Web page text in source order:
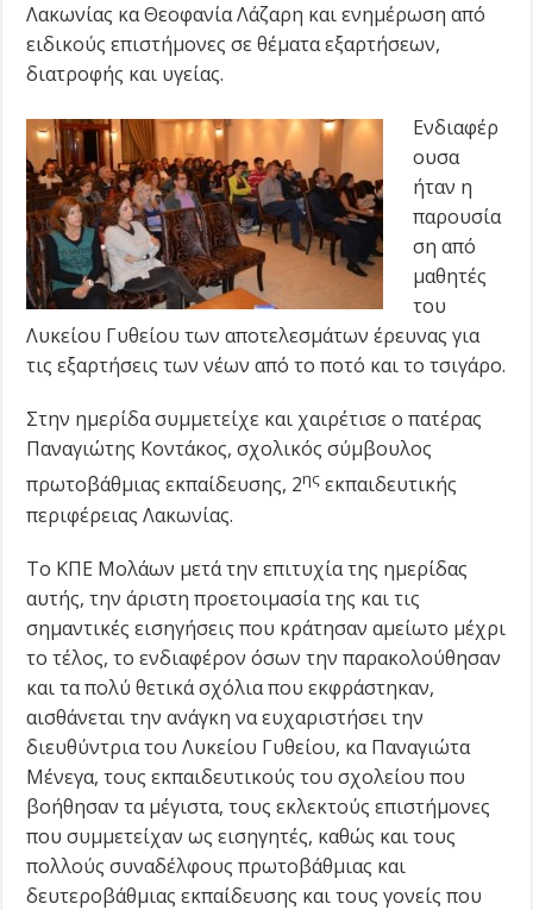
Λακωνίας κα Θεοφανία Λάζαρη και ενημέρωση από
ειδικούς επιστήμονες σε θέματα εξαρτήσεων,
διατροφής και υγείας.
Ενδιαφέρ
ουσα
ήταν η
παρουσία
ση από
μαθητές
του
Λυκείου Γυθείου των αποτελεσμάτων έρευνας για
τις εξαρτήσεις των νέων από το ποτό και το τσιγάρο.
Στην ημερίδα συμμετείχε και χαιρέτισε ο πατέρας
Παναγιώτης Κοντάκος, σχολικός σύμβουλος
πρωτοβάθμιας εκπαίδευσης, 2ης εκπαιδευτικής
περιφέρειας Λακωνίας.
Το ΚΠΕ Μολάων μετά την επιτυχία της ημερίδας
αυτής, την άριστη προετοιμασία της και τις
σημαντικές εισηγήσεις που κράτησαν αμείωτο μέχρι
το τέλος, το ενδιαφέρον όσων την παρακολούθησαν
και τα πολύ θετικά σχόλια που εκφράστηκαν,
αισθάνεται την ανάγκη να ευχαριστήσει την
διευθύντρια του Λυκείου Γυθείου, κα Παναγιώτα
Μένεγα, τους εκπαιδευτικούς του σχολείου που
βοήθησαν τα μέγιστα, τους εκλεκτούς επιστήμονες
που συμμετείχαν ως εισηγητές, καθώς και τους
πολλούς συναδέλφους πρωτοβάθμιας και
δευτεροβάθμιας εκπαίδευσης και τους γονείς που